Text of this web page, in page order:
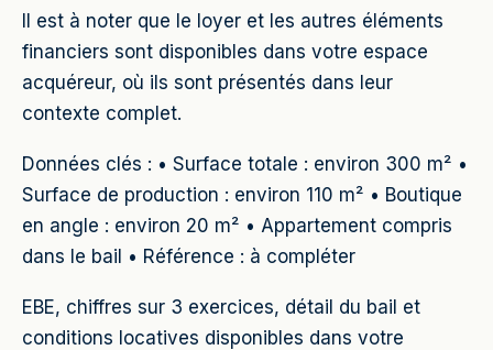
Il est à noter que le loyer et les autres éléments
financiers sont disponibles dans votre espace
acquéreur, où ils sont présentés dans leur
contexte complet.
Données clés : • Surface totale : environ 300 m² •
Surface de production : environ 110 m² • Boutique
en angle : environ 20 m² • Appartement compris
dans le bail • Référence : à compléter
EBE, chiffres sur 3 exercices, détail du bail et
conditions locatives disponibles dans votre